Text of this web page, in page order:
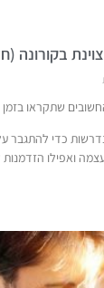
שתקראו בזמן
כדי להתגבר
ואפילו